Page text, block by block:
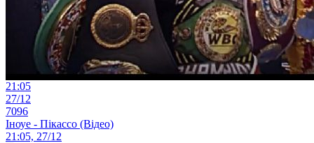
21:05
27/12
7096
Іноуе - Пікассо (Відео)
21:05, 27/12